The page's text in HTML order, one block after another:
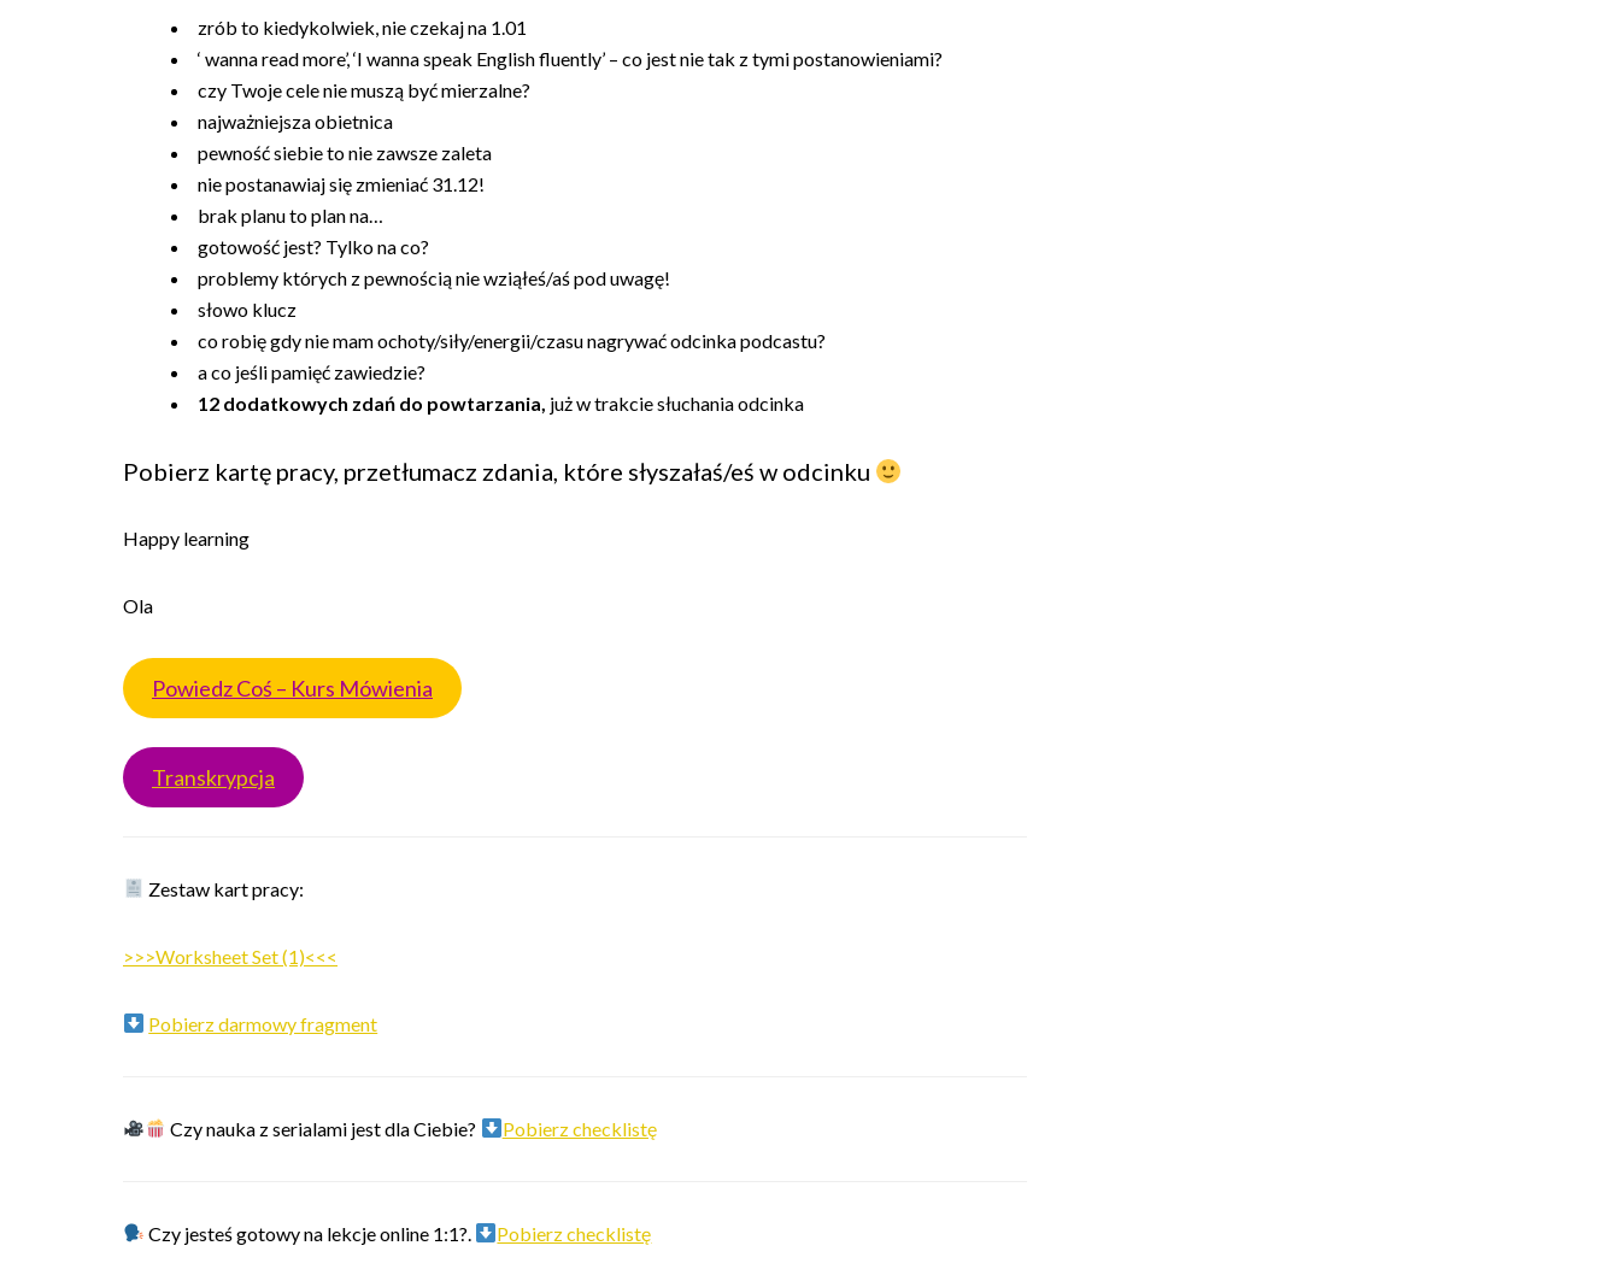
zrób to kiedykolwiek, nie czekaj na 1.01
‘ wanna read more’, ‘I wanna speak English fluently’ – co jest nie tak z tymi postanowieniami?
czy Twoje cele nie muszą być mierzalne?
najważniejsza obietnica
pewność siebie to nie zawsze zaleta
nie postanawiaj się zmieniać 31.12!
brak planu to plan na…
gotowość jest? Tylko na co?
problemy których z pewnością nie wziąłeś/aś pod uwagę!
słowo klucz
co robię gdy nie mam ochoty/siły/energii/czasu nagrywać odcinka podcastu?
a co jeśli pamięć zawiedzie?
12 dodatkowych zdań do powtarzania, już w trakcie słuchania odcinka
Pobierz kartę pracy, przetłumacz zdania, które słyszałaś/eś w odcinku
Happy learning
Ola
Powiedz Coś – Kurs Mówienia
Transkrypcja
Zestaw kart pracy:
>>>Worksheet Set (1)<<<
Pobierz darmowy fragment
Czy nauka z serialami jest dla Ciebie? Pobierz checklistę
Czy jesteś gotowy na lekcje online 1:1?. Pobierz checklistę